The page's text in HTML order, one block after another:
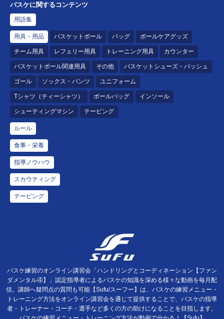
バスケに関するコンテンツ
用語集
用具・用品 バスケットボール バッグ ボールケアグッズ
チーム用具 レフェリー用具 トレーニング用具 カウンター
バスケットボール関連用具 その他 バスケットシューズ・バッシュ
ゴール ソックス・パンツ ユニフォーム
Tシャツ（ティーシャツ） ボールバッグ インソール
シューティングマシン テーピング
ルール
食事・栄養
指導ノウハウ
スカウティング
テーピング
バスケ練習のオンライン講習会「ハンドリングとコーディネーション【ファン
ダメンタル④】」認定指導者によるバスケの知識を深める様々な動画を毎月配
信。講師へ疑問点の質問も可能【Sufu/スーフー】は、バスケの練習メニュー・
トレーニング方法をオンライン講習会を通じて提供することで、バスケの指導
者・トレーナー・コーチ・選手など多くの方の助けになることを目指します。